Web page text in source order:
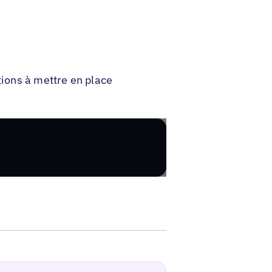
à mettre en place